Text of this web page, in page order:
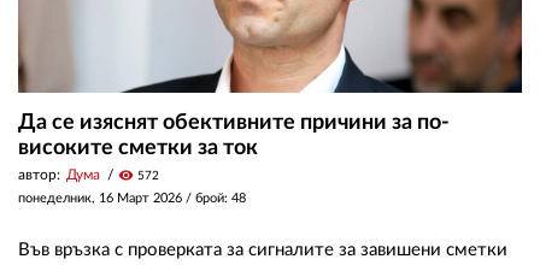
Да се изяснят обективните причини за по-
високите сметки за ток
автор: Дума visibility 572
понеделник, 16 Март 2026 / брой: 48
Във връзка с проверката за сигналите за завишени сметки